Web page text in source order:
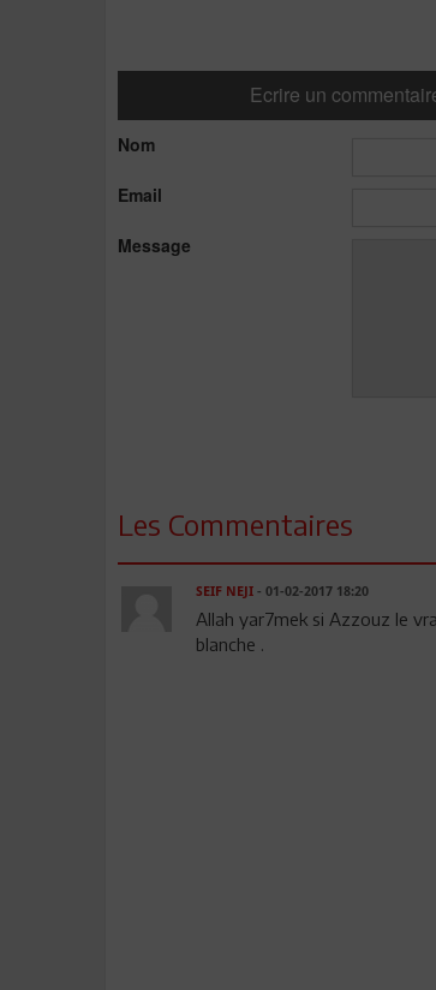
Ecrire un
Nom
Email
Message
Les Commentaires
SEIF NEJI- 01-02-2017 18:20
Allah yar7mek si Azzouz le
blanche .